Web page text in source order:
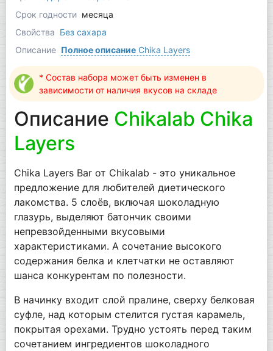
Срок годности месяца
Свойства Без сахара
Описание Полное описаниеChika Layers
* Состав набора может быть изменен в
зависимости от наличия вкусов на складе
Описание Chikalab Chika
Layers
Chika Layers Bar от Chikalab - это уникальное
предложение для любителей диетического
лакомства. 5 слоёв, включая шоколадную
глазурь, выделяют батончик своими
непревзойденными вкусовыми
характеристиками. А сочетание высокого
содержания белка и клетчатки не оставляют
шанса конкурентам по полезности.
В начинку входит слой пралине, сверху белковая
суфле, над которым стелится густая карамель,
покрытая орехами. Трудно устоять перед таким
сочетанием ингредиентов шоколадного